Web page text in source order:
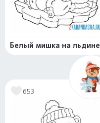
Белый мишка на льдине
653